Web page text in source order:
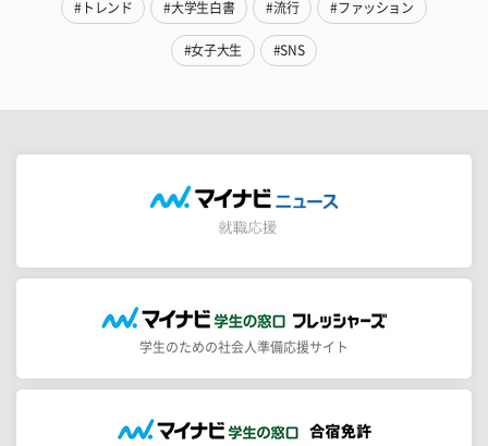
#トレンド #大学生白書 #流行 #ファッション
#女子大生 #SNS
学生のための社会人準備応援サイト